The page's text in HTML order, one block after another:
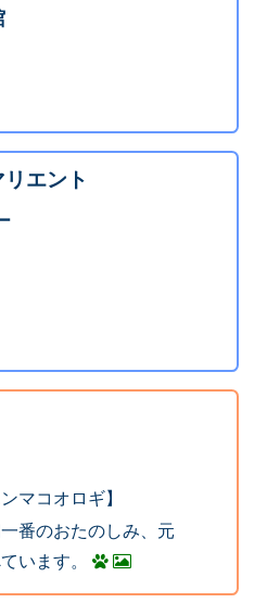
エント
マコオロギ】
番のおたのしみ、元
います。